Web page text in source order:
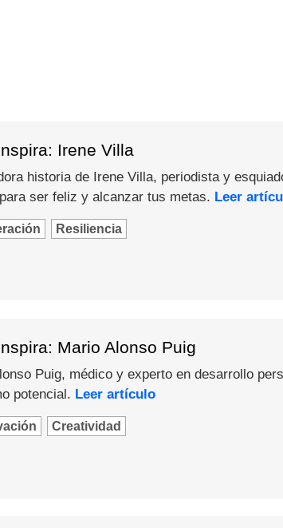
Irene Villa
historia de Irene Villa, periodista y
ser feliz y alcanzar tus metas. Leer
Resiliencia
Mario Alonso Puig
Puig, médico y experto en desarrollo
potencial. Leer artículo
Creatividad